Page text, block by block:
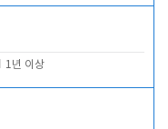
1년 이상